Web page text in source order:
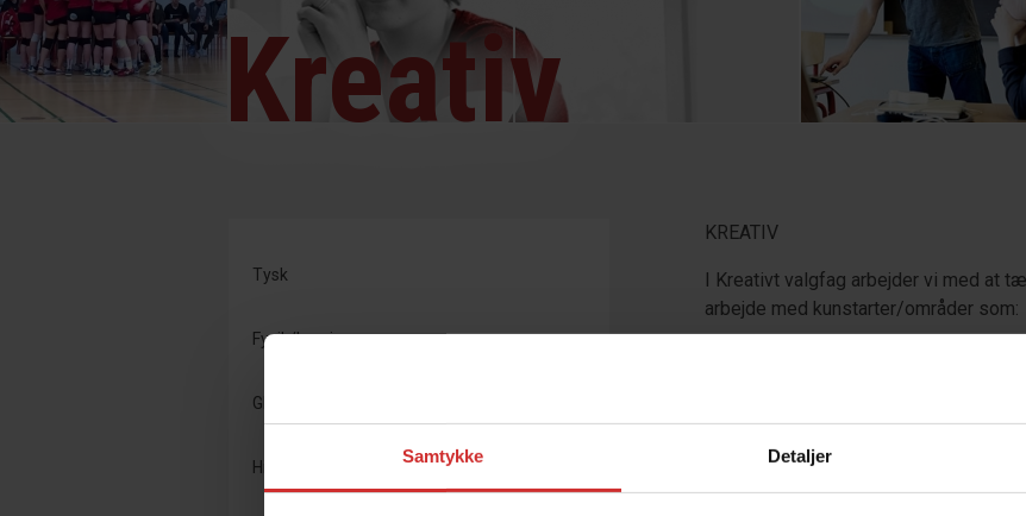
Samtykke Detaljer
Kreativ
Tysk
Fysik/kemi
Global medborgerskab
Hisam
KREATIV
I Kreativt valgfag arbejder vi med at
arbejde med kunstarter/områder som:
Tegning
Collage